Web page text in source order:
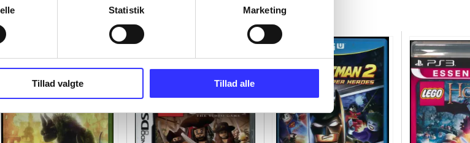
Statistik Marketing
Tillad valgte Tillad alle